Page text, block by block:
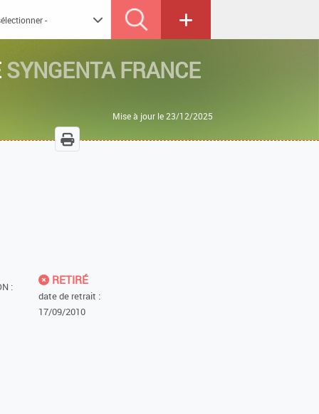
SYNGENTA FRANCE
Mise à jour le 23/12/2025
:
RETIRÉ
date de retrait :
17/09/2010